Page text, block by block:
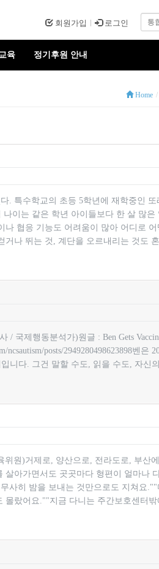
회원가입 로그인
육 정기후원 안내
Home
. 특수학교의 초등 5학년에 재학중인 또
이는 같은 학년 아이들보다 한 살 많은
협응 기능도 어려움이 많아 어디로 어
거나 뛰는 것, 계단을 오르내리는 것도 혼
국제행동분석가)원글 : Ben Gets
ncsautism/posts/2949280498623898벤
니다. 그건 말할 수도, 읽을 수도, 자신
원)​거제로, 양산으로, 전라도로, 부산
살아가면서도 곳곳마다 형편이 얼마나
사히 밤을 보내는 것만으로도 지쳐요.""
랐어요.""지금 다니는 주간보호센터밖